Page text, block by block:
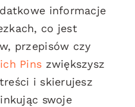
informacje
co jest
przepisów czy
Pins zwiększysz
i skierujesz
swoje